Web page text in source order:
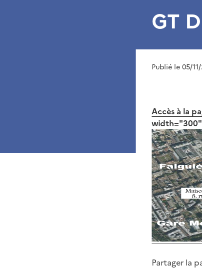
GT
Publié le 05/
Accès à la
width="300"
Partager la